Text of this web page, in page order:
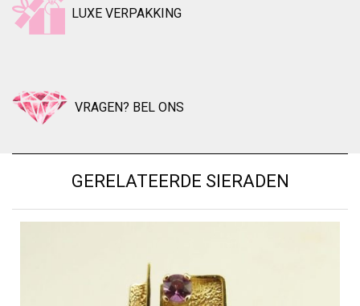
LUXE VERPAKKING
VRAGEN? BEL ONS
GERELATEERDE SIERADEN